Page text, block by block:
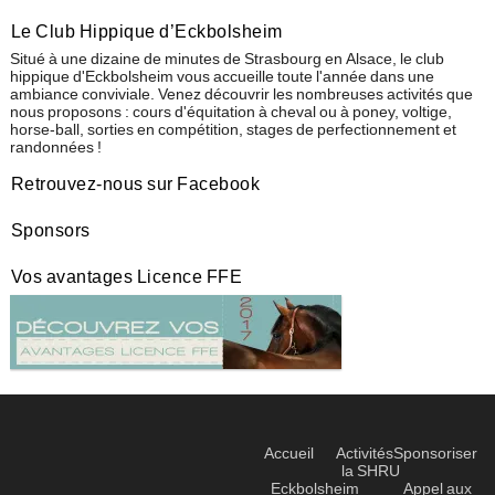
Le Club Hippique d’Eckbolsheim
Situé à une dizaine de minutes de Strasbourg en Alsace, le club
hippique d'Eckbolsheim vous accueille toute l'année dans une
ambiance conviviale. Venez découvrir les nombreuses activités que
nous proposons : cours d'équitation à cheval ou à poney, voltige,
horse-ball, sorties en compétition, stages de perfectionnement et
randonnées !
Retrouvez-nous sur Facebook
Sponsors
Vos avantages Licence FFE
Accueil ActivitésSponsoriser
la SHRU
Eckbolsheim
Appel aux